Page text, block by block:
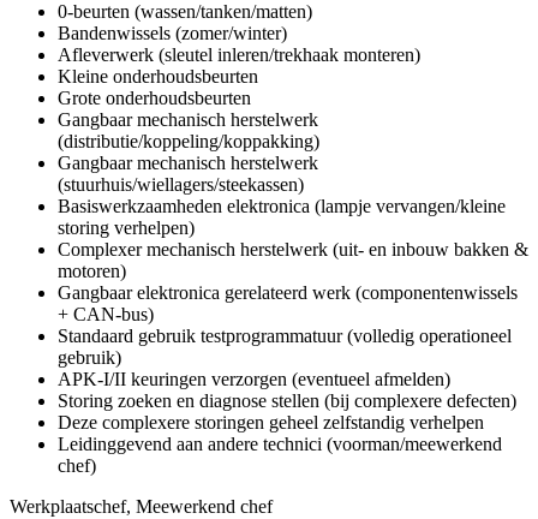
0-beurten (wassen/tanken/matten)
Bandenwissels (zomer/winter)
Afleverwerk (sleutel inleren/trekhaak monteren)
Kleine onderhoudsbeurten
Grote onderhoudsbeurten
Gangbaar mechanisch herstelwerk
(distributie/koppeling/koppakking)
Gangbaar mechanisch herstelwerk
(stuurhuis/wiellagers/steekassen)
Basiswerkzaamheden elektronica (lampje vervangen/kleine
storing verhelpen)
Complexer mechanisch herstelwerk (uit- en inbouw bakken &
motoren)
Gangbaar elektronica gerelateerd werk (componentenwissels
+ CAN-bus)
Standaard gebruik testprogrammatuur (volledig operationeel
gebruik)
APK-I/II keuringen verzorgen (eventueel afmelden)
Storing zoeken en diagnose stellen (bij complexere defecten)
Deze complexere storingen geheel zelfstandig verhelpen
Leidinggevend aan andere technici (voorman/meewerkend
chef)
Werkplaatschef, Meewerkend chef